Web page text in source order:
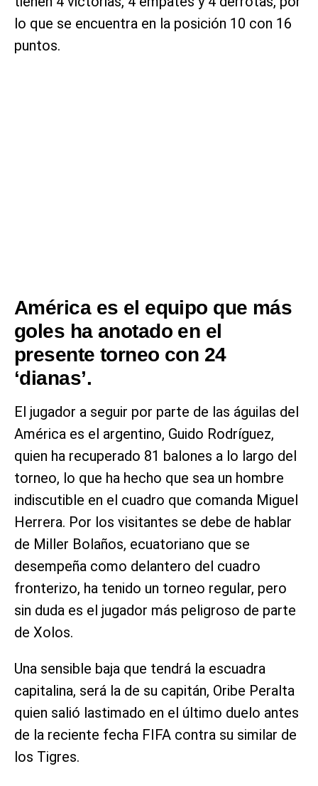
lo que se encuentra en la posición 10 con 16
puntos.
América es el equipo que más
goles ha anotado en el
presente torneo con 24
‘dianas’.
El jugador a seguir por parte de las águilas del
América es el argentino, Guido Rodríguez,
quien ha recuperado 81 balones a lo largo del
torneo, lo que ha hecho que sea un hombre
indiscutible en el cuadro que comanda Miguel
Herrera. Por los visitantes se debe de hablar
de Miller Bolaños, ecuatoriano que se
desempeña como delantero del cuadro
fronterizo, ha tenido un torneo regular, pero
sin duda es el jugador más peligroso de parte
de Xolos.
Una sensible baja que tendrá la escuadra
capitalina, será la de su capitán, Oribe Peralta
quien salió lastimado en el último duelo antes
de la reciente fecha FIFA contra su similar de
los Tigres.